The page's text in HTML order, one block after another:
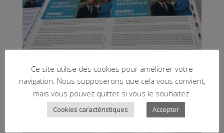
Ce site utilise des cookies pour améliorer votre
navigation. Nous supposerons que cela vous convient,
mais vous pouvez quitter si vous le souhaitez.
Cookies caractéristiques Accepter